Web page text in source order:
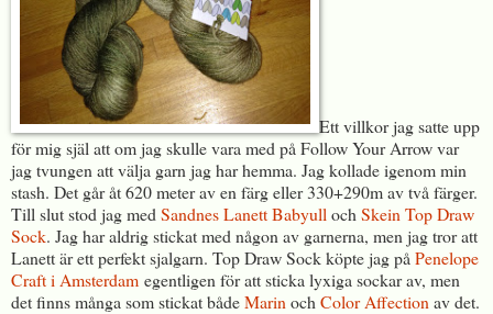
Ett villkor jag satte upp
för mig själ att om jag skulle vara med på Follow Your Arrow var
jag tvungen att välja garn jag har hemma. Jag kollade igenom min
stash. Det går åt 620 meter av en färg eller 330+290m av två färger.
Till slut stod jag med Sandnes Lanett Babyull och Skein Top Draw
Sock. Jag har aldrig stickat med någon av garnerna, men jag tror att
Lanett är ett perfekt sjalgarn. Top Draw Sock köpte jag på Penelope
Craft i Amsterdam egentligen för att sticka lyxiga sockar av, men
det finns många som stickat bådeMarin och Color Affection av det.